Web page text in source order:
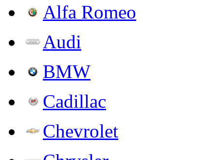
Alfa Romeo
Audi
BMW
Cadillac
Chevrolet